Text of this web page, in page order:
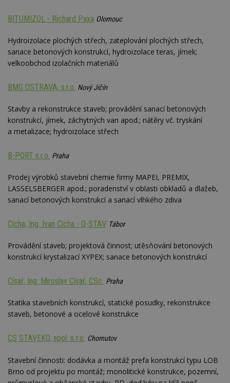
BITUMIZOL - Richard Paxa Olomouc
Hydroizolace plochých střech, zateplování plochých střech,
sanace betonových konstrukcí, hydroizolace teras, jímek;
velkoobchod izolačních materiálů
BMG OSTRAVA, s.r.o. Nový Jičín
Stavby a rekonstrukce staveb; provádění sanací betonových
konstrukcí, jímek, záchytných van apod.; nátěry vč. tryskání
a metalizace; hydroizolace střech
B-PORT s.r.o. Praha
Prodej výrobků stavební chemie firmy MAPEI, PREMIX,
LASSELSBERGER apod.; poradenství v oblasti obkladů a dlažeb,
sanací betonových konstrukcí a sanací vlhkého zdiva
Cícha, Ing. Ivan Cícha - Q-STAV Tábor
Provádění staveb; projektová činnost; utěsňování betonových
konstrukcí krystalizací XYPEX; sanace betonových konstrukcí
Císař, Ing. Miroslav Císař, CSc. Praha
Statika stavebních konstrukcí, statické posudky, rekonstrukce
staveb, betonové a ocelové konstrukce
CS STAVEKO, spol. s r.o. Chomutov
Stavební činnosti: dodávka a montáž prefa konstrukcí typu LOB
Brno od projektu po montáž; monolitické konstrukce, pozemní,